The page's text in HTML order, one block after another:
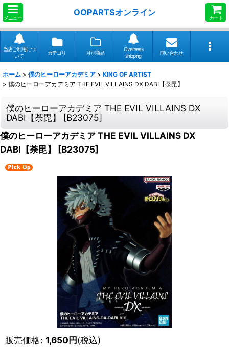
メニュー
OOPARTSオンライン
カート
当店ご利用につ
いて
カテゴリ 月別商品
Overseas
shipping
問い合わせ
ホーム > 僕のヒーローアカデミア > KING OF ARTIST
> 僕のヒーローアカデミア THE EVIL VILLAINS DX DABI【荼毘】
僕のヒーローアカデミア THE EVIL VILLAINS DX
DABI【荼毘】
[B23075]
僕のヒーローアカデミア THE EVIL VILLAINS DX
DABI【荼毘】
[B23075]
販売価格: 1,650円(税込)